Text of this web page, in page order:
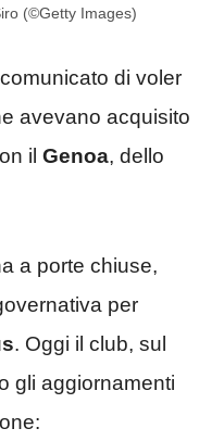
(©Getty Images)
di voler
avevano acquisito
il Genoa, dello
a porte chiuse,
per
. Oggi il club, sul
gli aggiornamenti